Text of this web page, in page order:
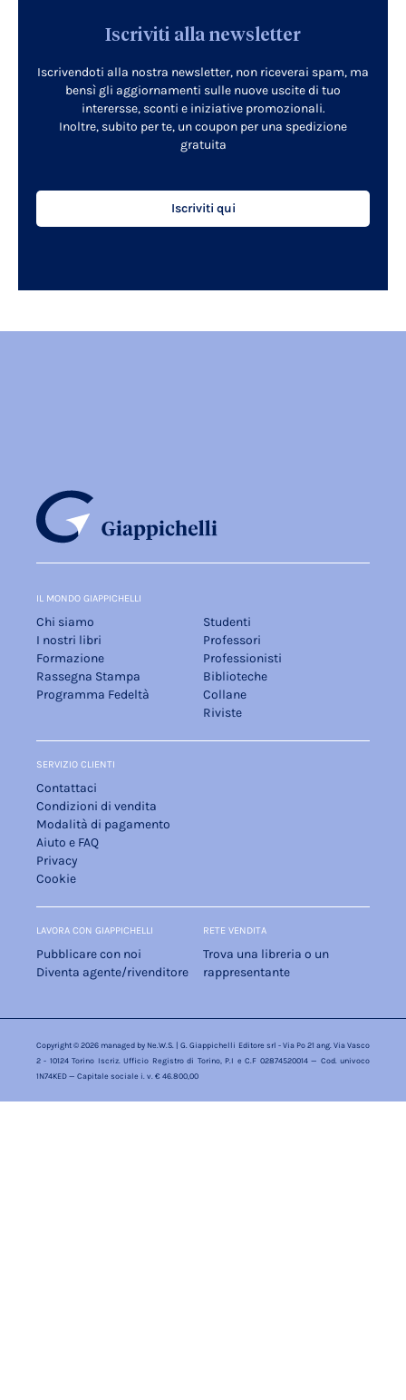
Iscriviti alla newsletter
Iscrivendoti alla nostra newsletter, non riceverai spam, ma
bensì gli aggiornamenti sulle nuove uscite di tuo
interersse, sconti e iniziative promozionali.
Inoltre, subito per te, un coupon per una spedizione
gratuita
Iscriviti qui
IL MONDO GIAPPICHELLI
Chi siamo
I nostri libri
Formazione
Rassegna Stampa
Programma Fedeltà
Studenti
Professori
Professionisti
Biblioteche
Collane
Riviste
SERVIZIO CLIENTI
Contattaci
Condizioni di vendita
Modalità di pagamento
Aiuto e FAQ
Privacy
Cookie
LAVORA CON GIAPPICHELLI
Pubblicare con noi
Diventa agente/rivenditore
RETE VENDITA
Trova una libreria o un
rappresentante
Copyright © 2026 managed by Ne.W.S. | G. Giappichelli Editore srl - Via Po 21 ang. Via Vasco
2 - 10124 Torino Iscriz. Ufficio Registro di Torino, P.I e C.F 02874520014 — Cod. univoco
1N74KED — Capitale sociale i. v. € 46.800,00